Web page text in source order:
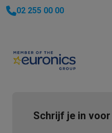
02 255 00 00
Schrijf je in